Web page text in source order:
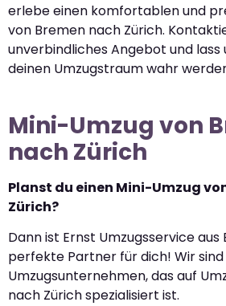
erlebe einen komfortablen und
von Bremen nach Zürich.
unverbindliches Angebot und lass
deinen Umzugstraum wahr
Mini-Umzug von
nach Zürich
Planst du einen Mini-Umzug
Zürich?
Dann ist Ernst Umzugsservice
perfekte Partner für dich! Wir
Umzugsunternehmen, das auf
nach Zürich spezialisiert ist.